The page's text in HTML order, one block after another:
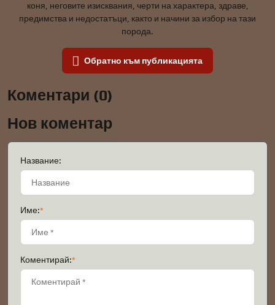
коня, неговите изисквания, черти на характера, здраве,
предимства и недостатъци, както и начини за избор на тази
порода.
Обратно към публикацията
Коментари (0)
Нов коментар
Название:
Име:*
Коментирай:*